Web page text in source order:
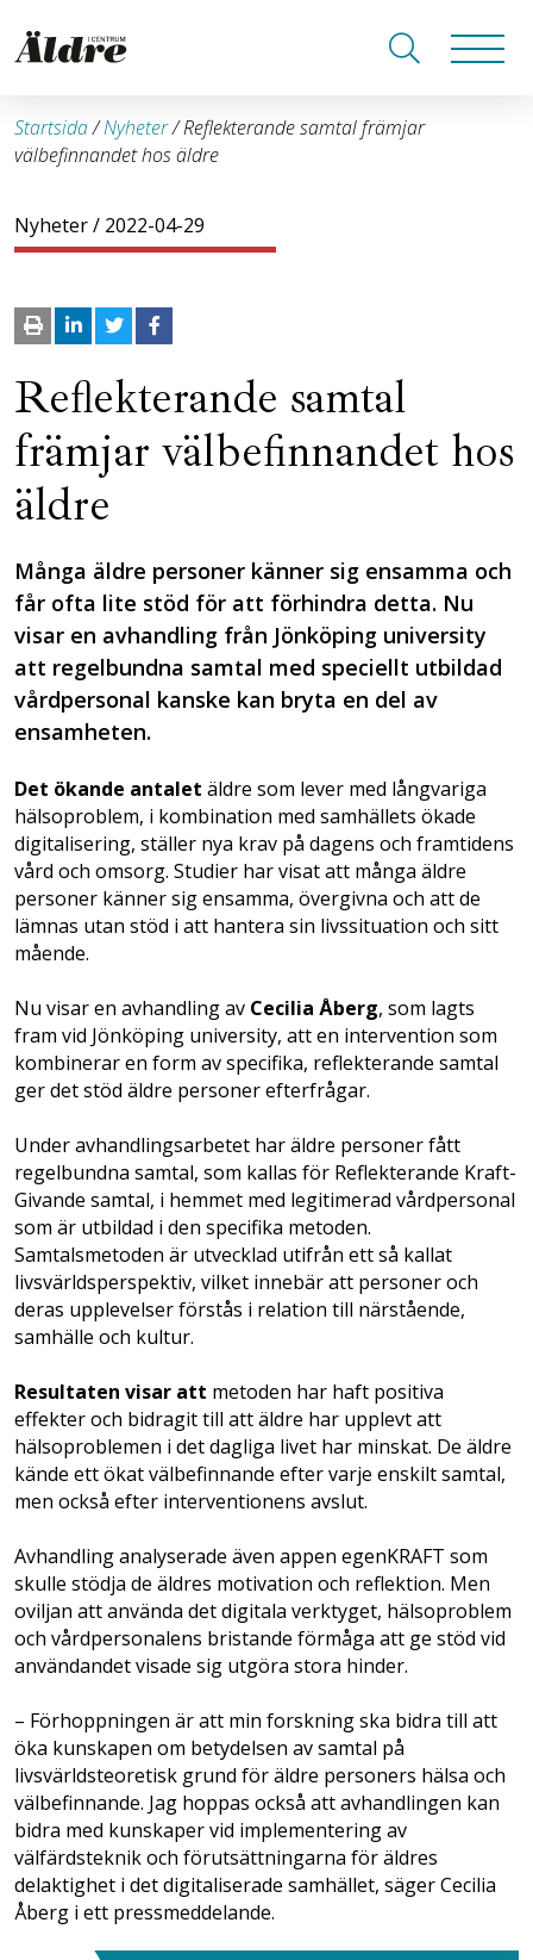
Startsida/Nyheter/Reflekterande samtal främjar
välbefinnandet hos äldre
Nyheter/ 2022-04-29
Reflekterande samtal
främjar välbefinnandet hos
äldre
Många äldre personer känner sig ensamma och
får ofta lite stöd för att förhindra detta. Nu
visar en avhandling från Jönköping university
att regelbundna samtal med speciellt utbildad
vårdpersonal kanske kan bryta en del av
ensamheten.
Det ökande antalet äldre som lever med långvariga
hälsoproblem, i kombination med samhällets ökade
digitalisering, ställer nya krav på dagens och framtidens
vård och omsorg. Studier har visat att många äldre
personer känner sig ensamma, övergivna och att de
lämnas utan stöd i att hantera sin livssituation och sitt
mående.
Nu visar en avhandling av Cecilia Åberg, som lagts
fram vid Jönköping university, att en intervention som
kombinerar en form av specifika, reflekterande samtal
ger det stöd äldre personer efterfrågar.
Under avhandlingsarbetet har äldre personer fått
regelbundna samtal, som kallas för Reflekterande Kraft-
Givande samtal, i hemmet med legitimerad vårdpersonal
som är utbildad i den specifika metoden.
Samtalsmetoden är utvecklad utifrån ett så kallat
livsvärldsperspektiv, vilket innebär att personer och
deras upplevelser förstås i relation till närstående,
samhälle och kultur.
Resultaten visar att metoden har haft positiva
effekter och bidragit till att äldre har upplevt att
hälsoproblemen i det dagliga livet har minskat. De äldre
kände ett ökat välbefinnande efter varje enskilt samtal,
men också efter interventionens avslut.
Avhandling analyserade även appen egenKRAFT som
skulle stödja de äldres motivation och reflektion. Men
oviljan att använda det digitala verktyget, hälsoproblem
och vårdpersonalens bristande förmåga att ge stöd vid
användandet visade sig utgöra stora hinder.
– Förhoppningen är att min forskning ska bidra till att
öka kunskapen om betydelsen av samtal på
livsvärldsteoretisk grund för äldre personers hälsa och
välbefinnande. Jag hoppas också att avhandlingen kan
bidra med kunskaper vid implementering av
välfärdsteknik och förutsättningarna för äldres
delaktighet i det digitaliserade samhället, säger Cecilia
Åberg i ett pressmeddelande.